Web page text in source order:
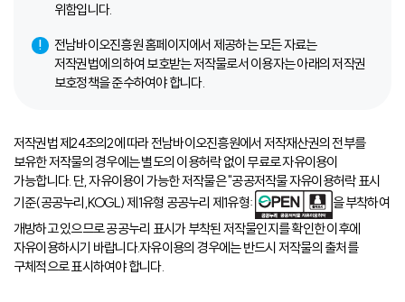
위함입니다.
전남바이오진흥원 홈페이지에서 제공하는 모든 자료는
저작권법에 의하여 보호받는 저작물로서 이용자는 아래의 저작권
보호정책을 준수하여야 합니다.
저작권법 제24조의2에 따라 전남바이오진흥원에서 저작재산권의 전부를
보유한 저작물의 경우에는 별도의 이용허락 없이 무료로 자유이용이
가능합니다. 단, 자유이용이 가능한 저작물은 "공공저작물 자유이용허락 표시
기준(공공누리,KOGL) 제1유형 공공누리 제1유형:
을 부착하여
개방하고 있으므로 공공누리 표시가 부착된 저작물인지를 확인한 이후에
자유이용하시기 바랍니다.자유이용의 경우에는 반드시 저작물의 출처를
구체적으로 표시하여야 합니다.